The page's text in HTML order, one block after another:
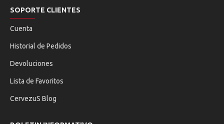
SOPORTE CLIENTES
Cuenta
Historial de Pedidos
Devoluciones
Lista de Favoritos
CervezuS Blog